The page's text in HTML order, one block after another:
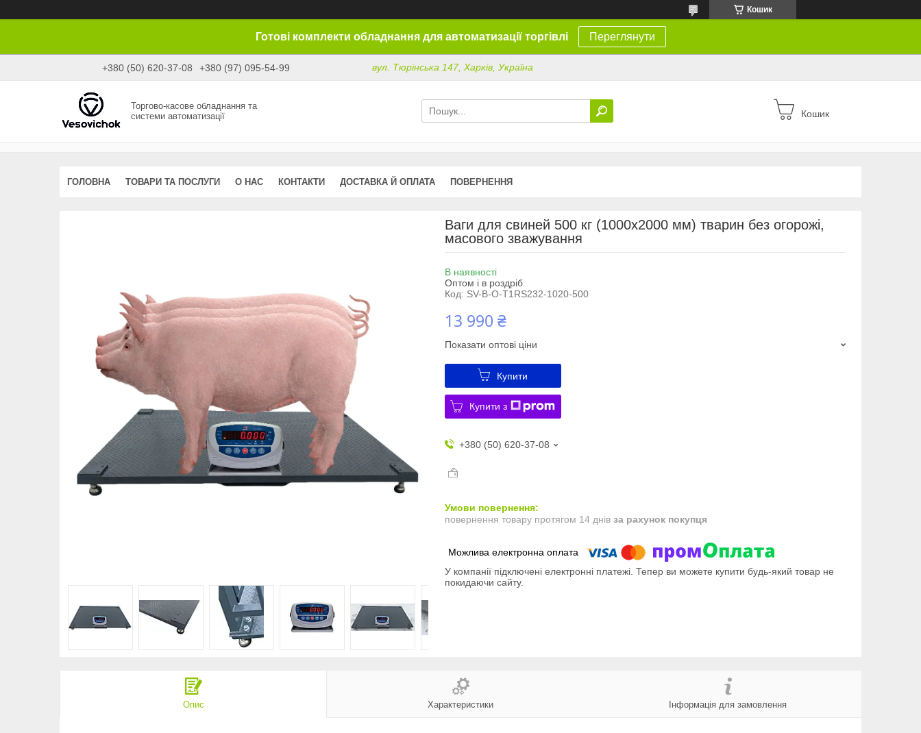
Кошик
Готові комплекти обладнання для автоматизації торгівлі Переглянути
+380 (50) 620-37-08 +380 (97) 095-54-99 вул. Тюрінська 147, Харків, Україна
Торгово-касове обладнання та
системи автоматизації
Кошик
ГОЛОВНА ТОВАРИ ТА ПОСЛУГИ О НАС КОНТАКТИ ДОСТАВКА Й ОПЛАТА ПОВЕРНЕННЯ
Ваги для свиней 500 кг (1000x2000 мм) тварин без огорожі,
масового зважування
В наявності
Оптом і в роздріб
Код: SV-B-O-Т1RS232-1020-500
13 990 ₴
Показати оптові ціни
Купити
Купити з
+380 (50) 620-37-08
повернення товару протягом 14 днів за рахунок покупця
У компанії підключені електронні платежі. Тепер ви можете купити будь-який товар не
покидаючи сайту.
Опис Характеристики Інформація для замовлення